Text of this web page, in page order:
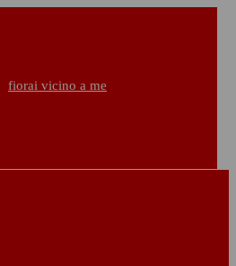
fiorai vicino a me